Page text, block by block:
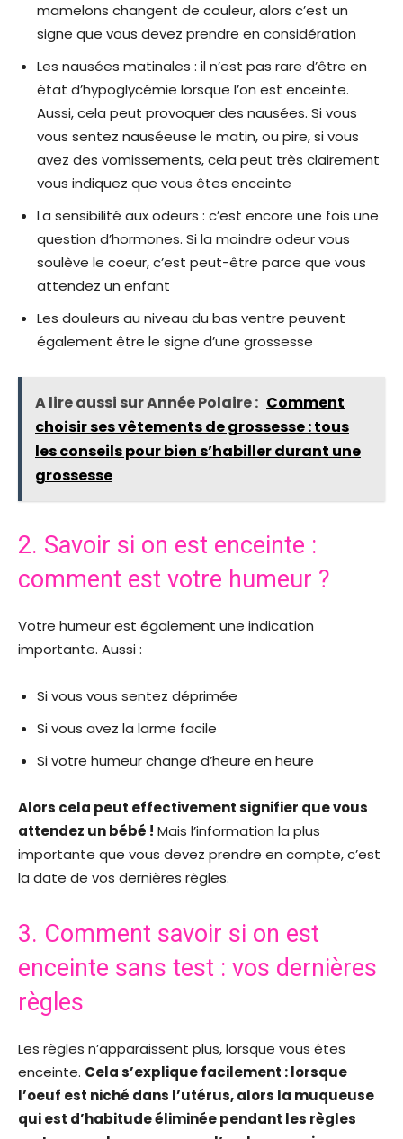
mamelons changent de couleur, alors c’est un
signe que vous devez prendre en considération
Les nausées matinales : il n’est pas rare d’être en
état d’hypoglycémie lorsque l’on est enceinte.
Aussi, cela peut provoquer des nausées. Si vous
vous sentez nauséeuse le matin, ou pire, si vous
avez des vomissements, cela peut très clairement
vous indiquez que vous êtes enceinte
La sensibilité aux odeurs : c’est encore une fois une
question d’hormones. Si la moindre odeur vous
soulève le coeur, c’est peut-être parce que vous
attendez un enfant
Les douleurs au niveau du bas ventre peuvent
également être le signe d’une grossesse
A lire aussi sur Année Polaire : Comment
choisir ses vêtements de grossesse : tous
les conseils pour bien s’habiller durant une
grossesse
2. Savoir si on est enceinte :
comment est votre humeur ?
Votre humeur est également une indication
importante. Aussi :
Si vous vous sentez déprimée
Si vous avez la larme facile
Si votre humeur change d’heure en heure
Alors cela peut effectivement signifier que vous
attendez un bébé ! Mais l’information la plus
importante que vous devez prendre en compte, c’est
la date de vos dernières règles.
3. Comment savoir si on est
enceinte sans test : vos dernières
règles
Les règles n’apparaissent plus, lorsque vous êtes
enceinte. Cela s’explique facilement : lorsque
l’oeuf est niché dans l’utérus, alors la muqueuse
qui est d’habitude éliminée pendant les règles